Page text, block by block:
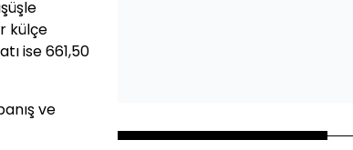
külçe
ise 661,50
ve